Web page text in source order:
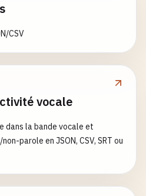
CSV
vocale
dans la bande vocale et
parole en JSON, CSV, SRT ou